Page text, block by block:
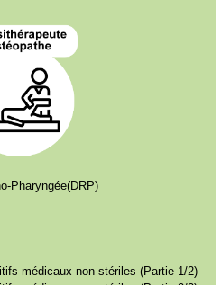
Pharyngée(DRP)
médicaux non stériles (Partie 1/2)